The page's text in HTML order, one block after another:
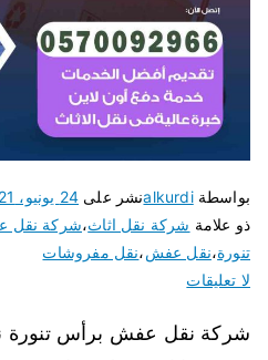
بواسطةalkurdiنشر على 24 يونيو، 2021
ذو علامة شركة نقل اثاث،شركة نقل
تنورة،نقل عفش،نقل مفروشات
لا تعليقات
شركة نقل عفش برأس تنورة